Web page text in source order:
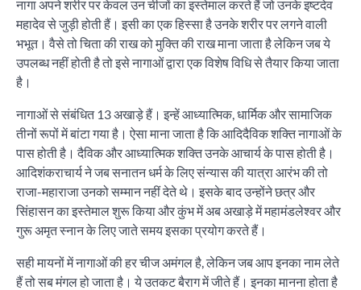
नागा अपने शरीर पर केवल उन चीजों का इस्तेमाल करते हैं जो उनके इष्टदेव
महादेव से जुड़ी होती हैं। इसी का एक हिस्सा है उनके शरीर पर लगने वाली
भभूत। वैसे तो चिता की राख को मुक्ति की राख माना जाता है लेकिन जब ये
उपलब्ध नहीं होती है तो इसे नागाओं द्वारा एक विशेष विधि से तैयार किया जाता
है।
नागाओं से संबंधित 13 अखाड़े हैं। इन्हें आध्यात्मिक, धार्मिक और सामाजिक
तीनों रूपों में बांटा गया है। ऐसा माना जाता है कि आदिदैविक शक्ति नागाओं के
पास होती है। दैविक और आध्यात्मिक शक्ति उनके आचार्य के पास होती है।
आदिशंकराचार्य ने जब सनातन धर्म के लिए संन्यास की यात्रा आरंभ की तो
राजा-महाराजा उनको सम्मान नहीं देते थे। इसके बाद उन्होंने छत्र और
सिंहासन का इस्तेमाल शुरू किया और कुंभ में अब अखाड़े में महामंडलेश्वर और
गुरू अमृत स्नान के लिए जाते समय इसका प्रयोग करते हैं।
सही मायनों में नागाओं की हर चीज अमंगल है, लेकिन जब आप इनका नाम लेते
हैं तो सब मंगल हो जाता है। ये उतकट बैराग में जीते हैं। इनका मानना होता है